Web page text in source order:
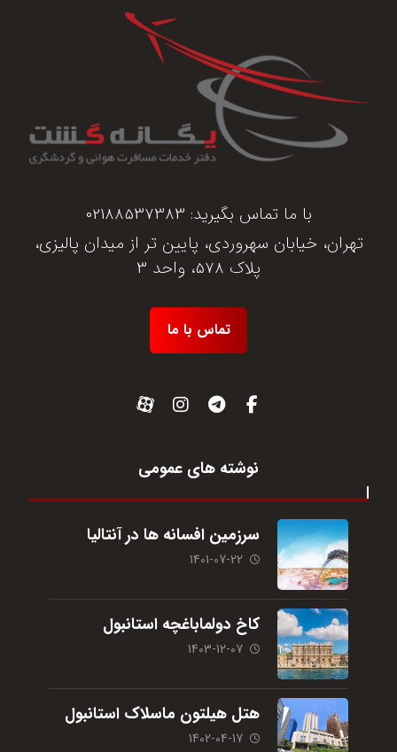
با ما تماس بگیرید: 02188537383
تهران، خیابان سهروردی، پایین تر از میدان پالیزی،
پلاک 578، واحد 3
تماس با ما
نوشته های عمومی
سرزمین افسانه ها در آنتالیا
1401-07-22
کاخ دولماباغچه استانبول
1403-12-07
هتل هیلتون ماسلاک استانبول
1402-04-17